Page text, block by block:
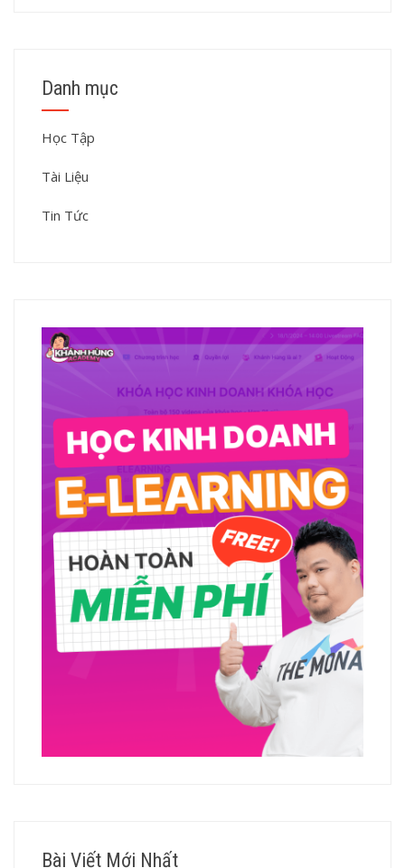
Danh mục
Học Tập
Tài Liệu
Tin Tức
Bài Viết Mới Nhất